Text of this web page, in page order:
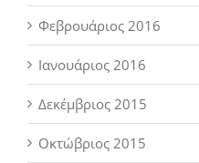
Φεβρουάριος 2016
Ιανουάριος 2016
Δεκέμβριος 2015
Οκτώβριος 2015